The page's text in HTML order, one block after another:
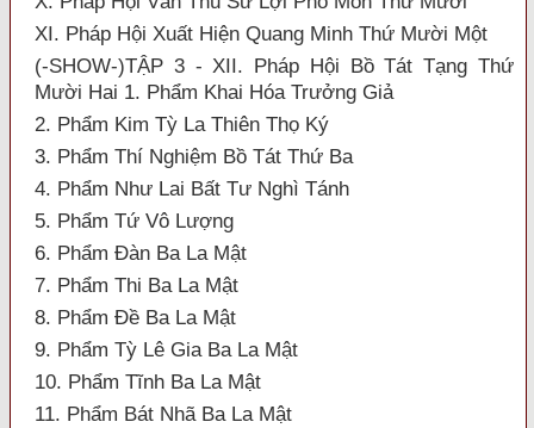
XI. Pháp Hội Xuất Hiện Quang Minh Thứ Mười Một
(-SHOW-)TẬP 3 - XII. Pháp Hội Bồ Tát Tạng Thứ
Mười Hai 1. Phẩm Khai Hóa Trưởng Giả
2. Phẩm Kim Tỳ La Thiên Thọ Ký
3. Phẩm Thí Nghiệm Bồ Tát Thứ Ba
4. Phẩm Như Lai Bất Tư Nghì Tánh
5. Phẩm Tứ Vô Lượng
6. Phẩm Đàn Ba La Mật
7. Phẩm Thi Ba La Mật
8. Phẩm Đề Ba La Mật
9. Phẩm Tỳ Lê Gia Ba La Mật
10. Phẩm Tĩnh Ba La Mật
11. Phẩm Bát Nhã Ba La Mật